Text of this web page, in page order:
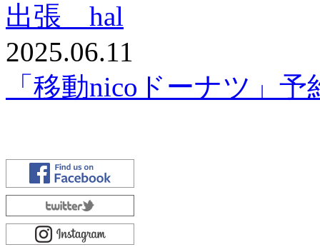
出張 hal
2025.06.11
「移動nicoドーナツ」